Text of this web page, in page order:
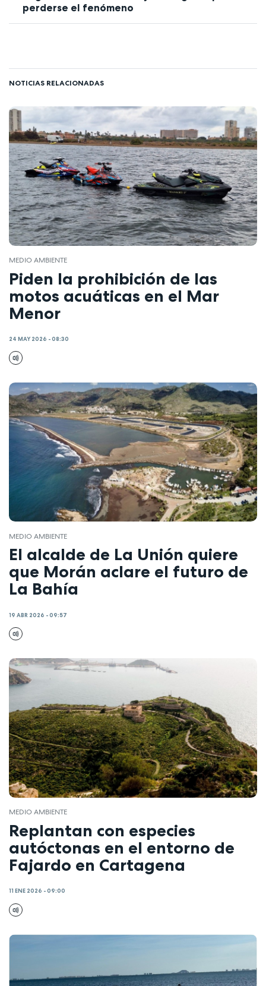
perderse el fenómeno
NOTICIAS RELACIONADAS
MEDIO AMBIENTE
Piden la prohibición de las
motos acuáticas en el Mar
Menor
24 MAY 2026 - 08:30
MEDIO AMBIENTE
El alcalde de La Unión quiere
que Morán aclare el futuro de
La Bahía
19 ABR 2026 - 09:57
MEDIO AMBIENTE
Replantan con especies
autóctonas en el entorno de
Fajardo en Cartagena
11 ENE 2026 - 09:00